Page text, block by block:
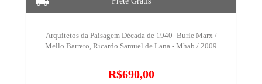
Arquitetos da Paisagem Década de 1940- Burle Marx /
Mello Barreto, Ricardo Samuel de Lana - Mhab / 2009
R$690,00